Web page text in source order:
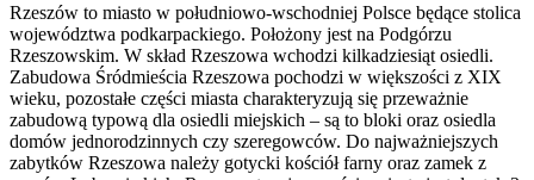
Rzeszów to miasto w południowo-wschodniej Polsce będące stolica
województwa podkarpackiego. Położony jest na Podgórzu
Rzeszowskim. W skład Rzeszowa wchodzi kilkadziesiąt osiedli.
Zabudowa Śródmieścia Rzeszowa pochodzi w większości z XIX
wieku, pozostałe części miasta charakteryzują się przeważnie
zabudową typową dla osiedli miejskich – są to bloki oraz osiedla
domów jednorodzinnych czy szeregowców. Do najważniejszych
zabytków Rzeszowa należy gotycki kościół farny oraz zamek z